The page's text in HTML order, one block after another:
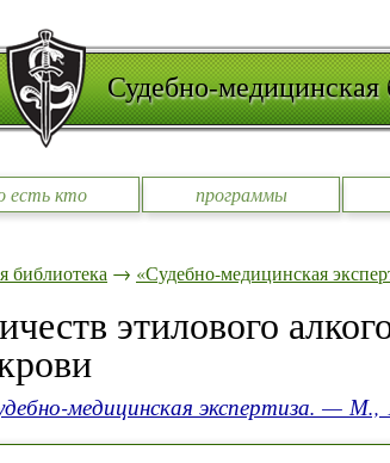
Судебно-медицинская
есть кто программы
библиотека → «Судебно-медицинская
этилового
медицинская экспертиза. —